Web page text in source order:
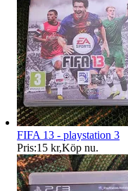
FIFA 13 - playstation 3
Pris:15 kr,Köp nu.